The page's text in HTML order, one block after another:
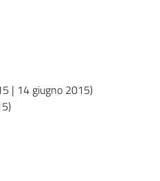
| 14 giugno 2015)